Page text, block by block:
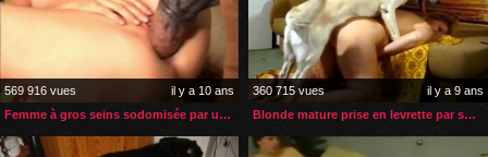
569 916 vues
il y a 10 ans
Femme à gros seins sodomisée par un cheval
360 715 vues
il y a 9 ans
Blonde mature prise en levrette par son chien 2